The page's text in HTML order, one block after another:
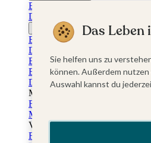
Einladungskarten Firmung
Dankeskarten Firmung
Jugendweihekarten
Einladungskarten Jugendweihe
Dankeskarten Jugendweihe
Einschulungskarten
Einladungskarten Einschulung
Danksagung Einschulung
Muttertag
Fotogeschenke Muttertag
Muttertagskarten
Vatertag
Fotogeschenke Vatertag
Das Leben
Sie helfen uns zu
können. Außerdem
Auswahl kannst du